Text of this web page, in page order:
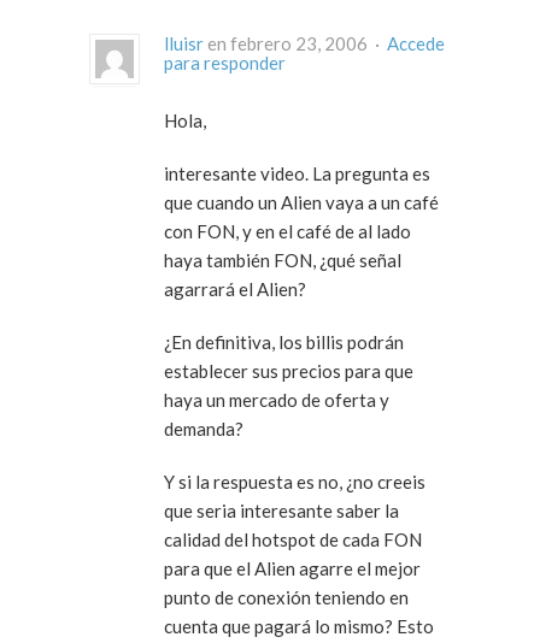
lluisr en febrero 23, 2006 · Accede
para responder
Hola,
interesante video. La pregunta es
que cuando un Alien vaya a un café
con FON, y en el café de al lado
haya también FON, ¿qué señal
agarrará el Alien?
¿En definitiva, los billis podrán
establecer sus precios para que
haya un mercado de oferta y
demanda?
Y si la respuesta es no, ¿no creeis
que seria interesante saber la
calidad del hotspot de cada FON
para que el Alien agarre el mejor
punto de conexión teniendo en
cuenta que pagará lo mismo? Esto